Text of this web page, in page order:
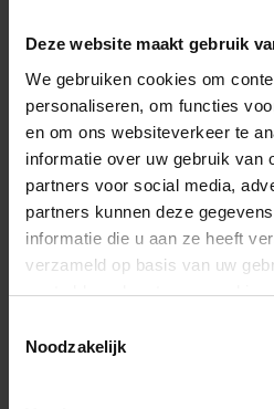
Deze website maakt gebruik
We gebruiken cookies om
personaliseren, om functies
en om ons websiteverkeer te
informatie over uw gebruik van
partners voor social media,
partners kunnen deze
informatie die u aan ze heeft
verzameld op basis van uw
gaat akkoord met onze
Noodzakelijk
Te verkrijgen in Black, White of Red,
Uit elastische microvezelstof droogt
Met stof beklede elastische
voorkant
Materiaal: 84% nylon 16% spandex